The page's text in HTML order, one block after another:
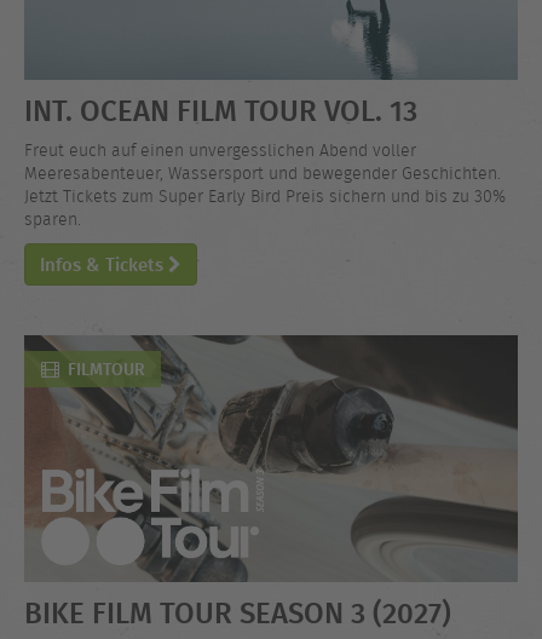
INT. OCEAN FILM TOUR VOL. 13
Freut euch auf einen unvergesslichen Abend voller
Meeresabenteuer, Wassersport und bewegender Geschichten.
Jetzt Tickets zum Super Early Bird Preis sichern und bis zu 30%
sparen.
Infos & Tickets
FILMTOUR
BIKE FILM TOUR SEASON 3 (2027)